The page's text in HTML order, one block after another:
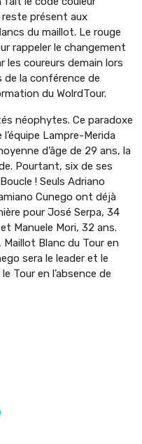
reste présent aux
du maillot. Le rouge
rappeler le changement
les coureurs demain lors
de la conférence de
du WolrdTour.
néophytes. Ce paradoxe
Lampre-Merida
d’âge de 29 ans, la
Pourtant, six de ses
! Seuls Adriano
Cunego ont déjà
pour José Serpa, 34
Manuele Mori, 32 ans.
Maillot Blanc du Tour en
sera le leader et le
Tour en l’absence de